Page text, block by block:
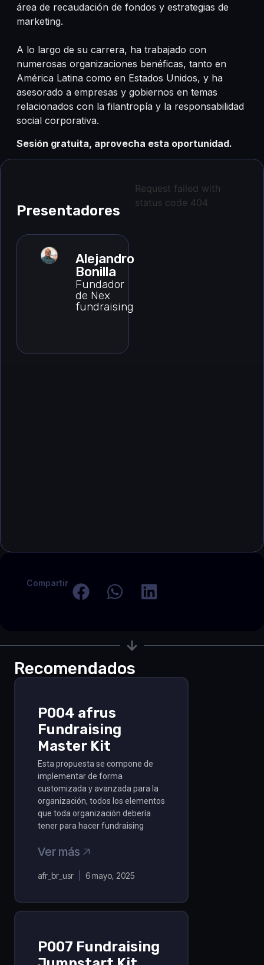
área de recaudación de fondos y estrategias de
marketing.
A lo largo de su carrera, ha trabajado con
numerosas organizaciones benéficas, tanto en
América Latina como en Estados Unidos, y ha
asesorado a empresas y gobiernos en temas
relacionados con la filantropía y la responsabilidad
social corporativa.
Sesión gratuita, aprovecha esta oportunidad.
Presentadores
Alejandro
Bonilla
Fundador
de Nex
fundraising
Request failed with
status code 404
Compartir
Recomendados
P004 afrus
Fundraising
Master Kit
Esta propuesta se compone de
implementar de forma
customizada y avanzada para la
organización, todos los elementos
que toda organización debería
tener para hacer fundraising
Ver más 🡥
afr_br_usr 6 mayo, 2025
P007 Fundraising